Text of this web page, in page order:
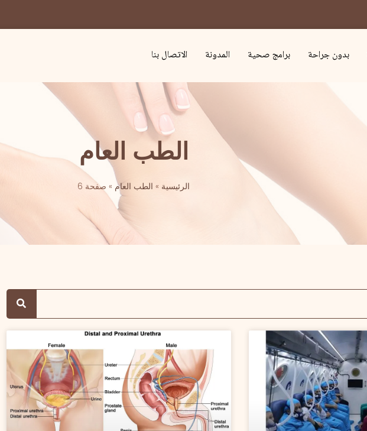
بدون جراحة برامج صحية المدونة الاتصال بنا
الطب العام
الرئيسية » الطب العام » صفحة 6